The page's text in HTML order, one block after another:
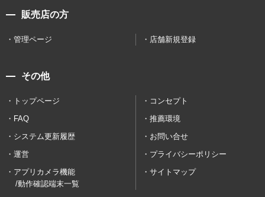
販売店の方
管理ページ 店舗新規登録
その他
トップページ
コンセプト
FAQ
推薦環境
システム更新履歴
お問い合せ
運営
プライバシーポリシー
アプリカメラ機能
/動作確認端末一覧
サイトマップ